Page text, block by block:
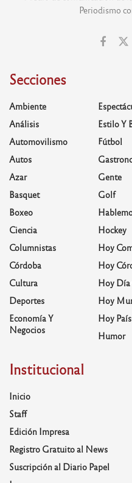
Periodismo
Secciones
Ambiente
Análisis
Automovilismo
Autos
Azar
Basquet
Boxeo
Ciencia
Columnistas
Córdoba
Cultura
Deportes
Economía Y
Negocios
Estilo Y
Fútbol
Gente
Golf
Hockey
Hoy
Hoy
Hoy
Hoy
Hoy País
Humor
Institucional
Inicio
Staff
Edición Impresa
Registro Gratuito al News
Suscripción al Diario Papel